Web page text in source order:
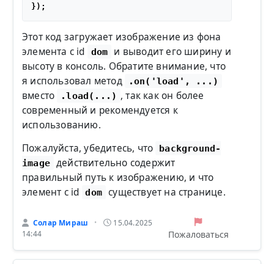
Этот код загружает изображение из фона
элемента с id
dom
и выводит его ширину и
высоту в консоль. Обратите внимание, что
я использовал метод
.on('load', ...)
вместо .load(...) , так как он более
современный и рекомендуется к
использованию.
Пожалуйста, убедитесь, что
background-
image действительно содержит
правильный путь к изображению, и что
элемент с id
dom существует на странице.
Солар Мираш •
15.04.2025
14:44
Пожаловаться